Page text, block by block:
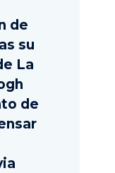
de
su
La
de